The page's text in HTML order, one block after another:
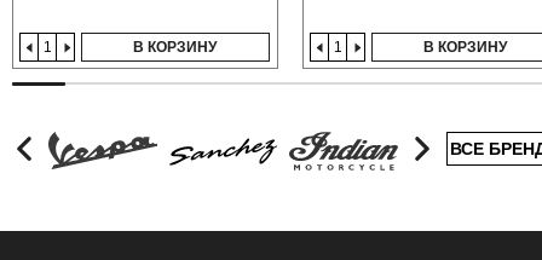
В КОРЗИНУ В КОРЗИНУ
ВСЕ